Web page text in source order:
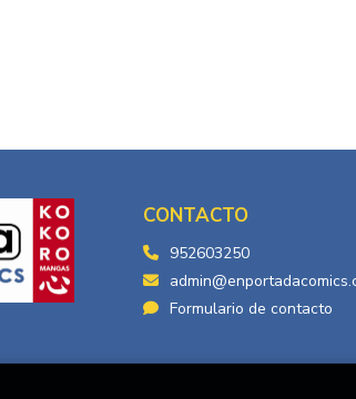
CONTACTO
952603250
Formulario de contacto